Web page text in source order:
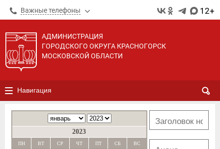
Важные телефоны 12+
АДМИНИСТРАЦИЯ
ГОРОДСКОГО ОКРУГА КРАСНОГОРСК
МОСКОВСКОЙ ОБЛАСТИ
Навигация
2023
ПН ВТ СР ЧТ ПТ СБ ВС